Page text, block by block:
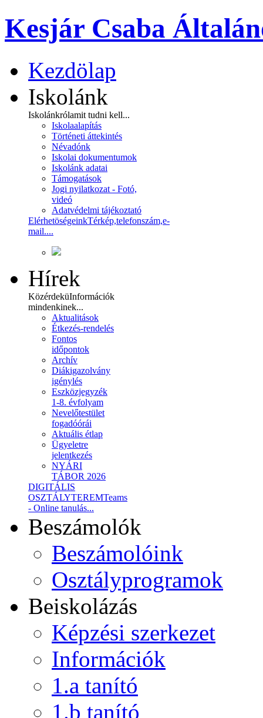
Kesjár Csaba
Kezdölap
Iskolánk
Iskolánkrólamit tudni kell...
Iskolaalapítás
Történeti áttekintés
Névadónk
Iskolai dokumentumok
Iskolánk adatai
Támogatások
Jogi nyilatkozat - Fotó,
videó
Adatvédelmi tájékoztató
ElérhetöségeinkTérkép,telefonszám,e-
mail....
Hírek
KözérdeküInformációk
mindenkinek...
Aktualitások
Étkezés-rendelés
Fontos
időpontok
Archív
Diákigazolvány
igénylés
Eszközjegyzék
1-8. évfolyam
Nevelőtestület
fogadóórái
Aktuális étlap
Ügyeletre
jelentkezés
NYÁRI
TÁBOR 2026
DIGITÁLIS
OSZTÁLYTEREMTeams
- Online tanulás...
Beszámolók
Beszámolóink
Osztályprogramok
Beiskolázás
Képzési szerkezet
Információk
1.a tanító
1.b tanító